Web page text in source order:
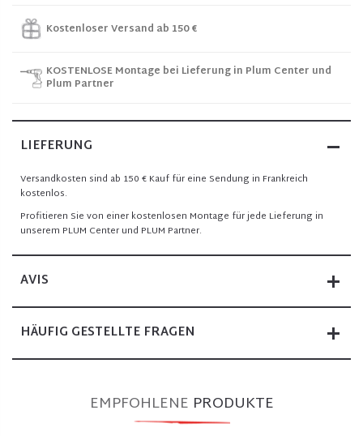
Kostenloser Versand ab 150 €
KOSTENLOSE Montage bei Lieferung in Plum Center und
Plum Partner
LIEFERUNG
Versandkosten sind ab 150 € Kauf für eine Sendung in Frankreich
kostenlos.
Profitieren Sie von einer kostenlosen Montage für jede Lieferung in
unserem PLUM Center und PLUM Partner.
AVIS
HÄUFIG GESTELLTE FRAGEN
EMPFOHLENE PRODUKTE